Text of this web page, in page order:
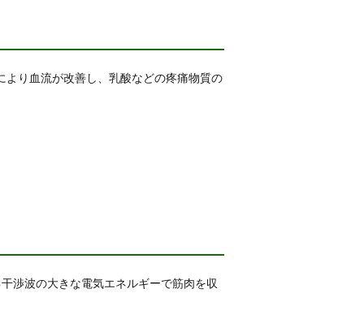
より血流が改善し、乳酸などの疼痛物質の
渉波の大きな電気エネルギーで筋肉を収